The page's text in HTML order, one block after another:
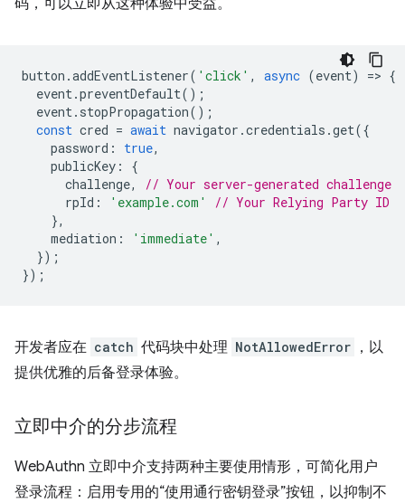
码，可以立即从这种体验中受益。
button .addEventListener( 'click' , async (event) => {
event.preventDefault();
event. stopPropagation();
const cred = await navigator .credentials .get({
password : true,
publicKey :
{
challenge,
// Your server-generated challenge
rpId : 'example.com'
// Your Relying Party ID
},
mediation : 'immediate' ,
});
});
开发者应在 catch 代码块中处理 NotAllowedError ，以
提供优雅的后备登录体验。
立即中介的分步流程
WebAuthn 立即中介支持两种主要使用情形，可简化用户
登录流程：启用专用的“使用通行密钥登录”按钮，以抑制不